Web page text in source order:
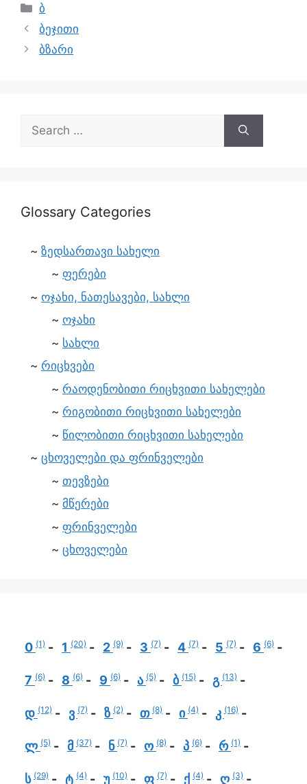
ბ
ბეჯითი
ბზარი
Glossary Categories
ზედსართავი სახელი
ფერები
ოჯახი, ნათესავები, სახლი
ოჯახი
სახლი
რიცხვები
რაოდენობითი რიცხვითი სახელები
რიგობითი რიცხვითი სახელები
წილობითი რიცხვითი სახელები
ცხოველები და ფრინველები
თევზები
მწერები
ფრინველები
ცხოველები
0 (1) 1 (20) 2 (9) 3 (7) 4 (7) 5 (7) 6 (6)
7 (6) 8 (6) 9 (6) ა (5) ბ (15) გ (13)
დ (12) ვ (7) ზ (2) თ (8) ი (4) კ (16)
ლ (5) მ (37) ნ (7) ო (8) პ (6) რ (1)
ს (29) ტ (4) უ (10) ფ (7) ქ (4) ღ (3)